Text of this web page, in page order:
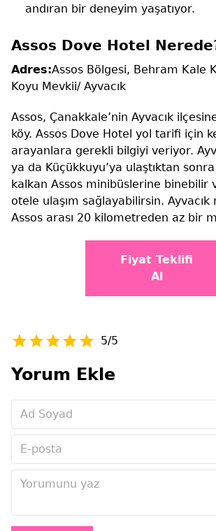
andıran bir deneyim yaşatıyor.
Assos Dove Hotel
Adres:Assos Bölgesi, Behram Kale
Koyu Mevkii/ Ayvacık
Assos, Çanakkale’nin Ayvacık
köy. Assos Dove Hotel yol tarifi için
arayanlara gerekli bilgiyi veriyor.
ya da Küçükkuyu’ya ulaştıktan sonra
kalkan Assos minibüslerine binebilir
otele ulaşım sağlayabilirsin. Ayvacık
Assos arası 20 kilometreden az bir
Fiyat Teklifi
Al
5/5
Yorum Ekle